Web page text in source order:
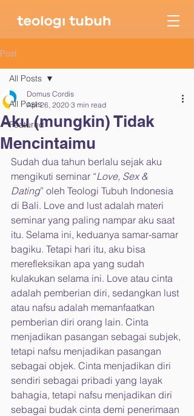
Post
All Posts
Featured
All Posts
Aku (mungkin) Tidak
Mencintaimu
Domus Cordis
Apr 26, 2020 3 min read
Sudah dua tahun berlalu sejak aku
mengikuti seminar “Love, Sex &
Dating” oleh Teologi Tubuh Indonesia
di Bali. Love and lust adalah materi
seminar yang paling nampar aku saat
itu. Selama ini, keduanya samar-samar
bagiku. Tetapi hari itu, aku bisa
merefleksikan apa yang sudah
kulakukan selama ini. Love atau cinta
adalah pemberian diri, sedangkan lust
atau nafsu adalah memanfaatkan
pemberian diri orang lain. Cinta
menjadikan pasangan sebagai subjek,
tetapi nafsu menjadikan pasangan
sebagai objek. Cinta menjadikan diri
sendiri sebagai pribadi yang layak
bahagia, tetapi nafsu menjadikan diri
sebagai budak cinta demi penerimaan